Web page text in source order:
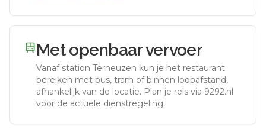
Met openbaar vervoer
Vanaf station Terneuzen kun je het restaurant
bereiken met bus, tram of binnen loopafstand,
afhankelijk van de locatie. Plan je reis via 9292.nl
voor de actuele dienstregeling.